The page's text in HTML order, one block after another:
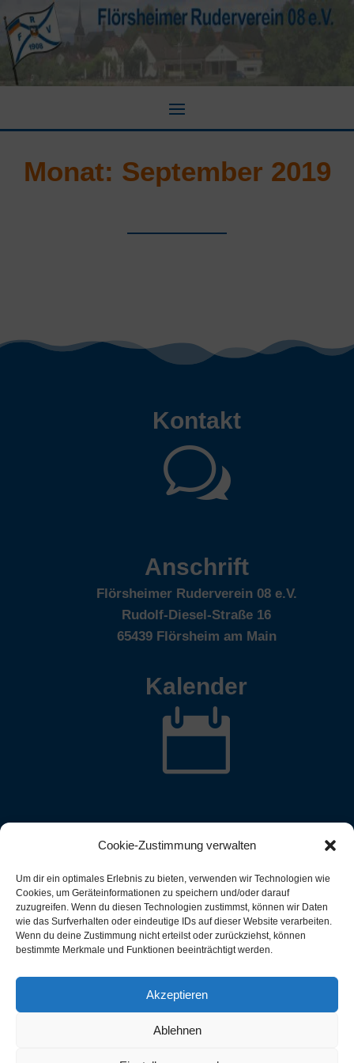
Cookie-Zustimmung verwalten
Um dir ein optimales Erlebnis zu bieten, verwenden wir Technologien wie
Cookies, um Geräteinformationen zu speichern und/oder darauf
zuzugreifen. Wenn du diesen Technologien zustimmst, können wir Daten
wie das Surfverhalten oder eindeutige IDs auf dieser Website verarbeiten.
Wenn du deine Zustimmung nicht erteilst oder zurückziehst, können
bestimmte Merkmale und Funktionen beeinträchtigt werden.
Akzeptieren
Ablehnen
Monat: September 2019
Kontakt
w
Anschrift
Flörsheimer Ruderverein 08 e.V.
Rudolf-Diesel-Straße 16
65439 Flörsheim am Main
Kalender
